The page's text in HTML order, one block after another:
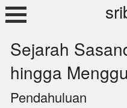
Skip
to
Sejarah
hingga
Pendahuluan